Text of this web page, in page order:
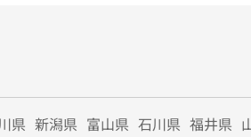
県 新潟県 富山県 石川県 福井県